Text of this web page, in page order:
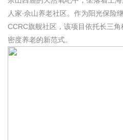
人家∙佘山养老社区。作为阳光保险
CCRC旗舰社区，该项目依托长三
密度养老的新范式。